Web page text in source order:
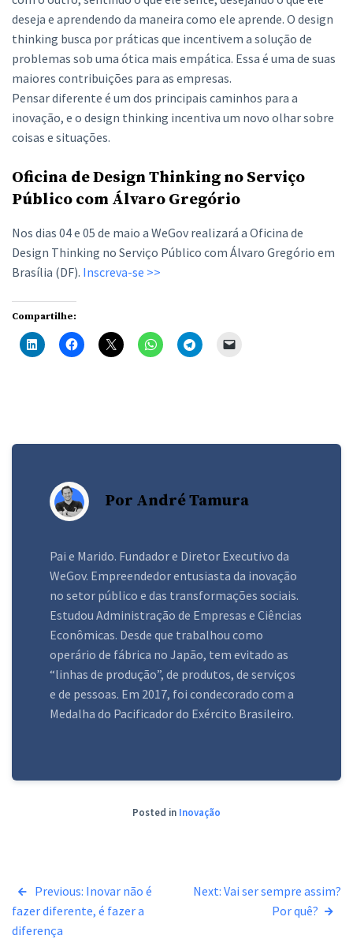
deseja e aprendendo da maneira como ele aprende. O design
thinking busca por práticas que incentivem a solução de
problemas sob uma ótica mais empática. Essa é uma de suas
maiores contribuições para as empresas.
Pensar diferente é um dos principais caminhos para a
inovação, e o design thinking incentiva um novo olhar sobre
coisas e situações.
Oficina de Design Thinking no Serviço
Público com Álvaro Gregório
Nos dias 04 e 05 de maio a WeGov realizará a Oficina de
Design Thinking no Serviço Público com Álvaro Gregório em
Brasília (DF). Inscreva-se >>
Compartilhe:
Por André Tamura
Pai e Marido. Fundador e Diretor Executivo da
WeGov. Empreendedor entusiasta da inovação
no setor público e das transformações sociais.
Estudou Administração de Empresas e Ciências
Econômicas. Desde que trabalhou como
operário de fábrica no Japão, tem evitado as
“linhas de produção”, de produtos, de serviços
e de pessoas. Em 2017, foi condecorado com a
Medalha do Pacificador do Exército Brasileiro.
Posted in Inovação
Navegação
de
Previous: Inovar não é
fazer diferente, é fazer a
diferença
Next: Vai ser sempre assim?
Por quê?